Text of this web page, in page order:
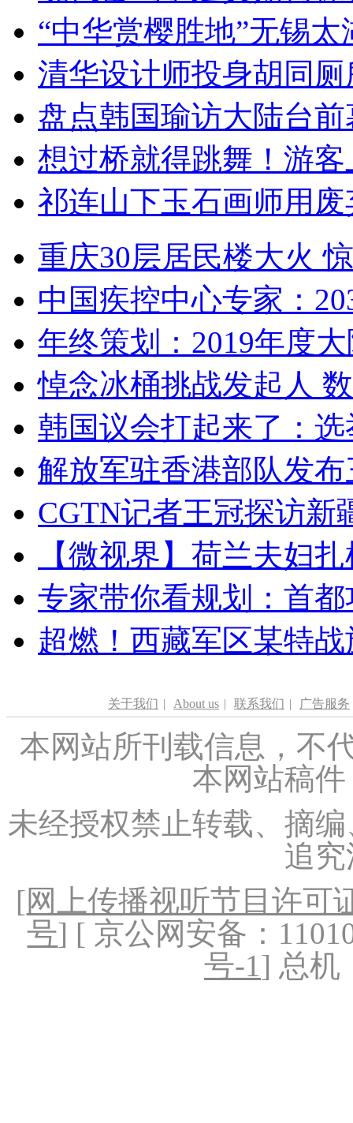
“中华赏樱胜地”无锡
清华设计师投身胡同
盘点韩国瑜访大陆台
想过桥就得跳舞！游客
祁连山下玉石画师用
重庆30层居民楼大火
中国疾控中心专家：
年终策划：2019年度
悼念冰桶挑战发起人
韩国议会打起来了：
解放军驻香港部队发
CGTN记者王冠探访新
【微视界】荷兰夫妇
专家带你看规划：首
超燃！西藏军区某特
关于我们 | About us | 联系我们 | 广告服务
本网站所刊载信息，不
本网站稿
未经授权禁止转载、摘
追
[网上传播视听节目许可
号] [ 京公网安备：
号-1] 总机